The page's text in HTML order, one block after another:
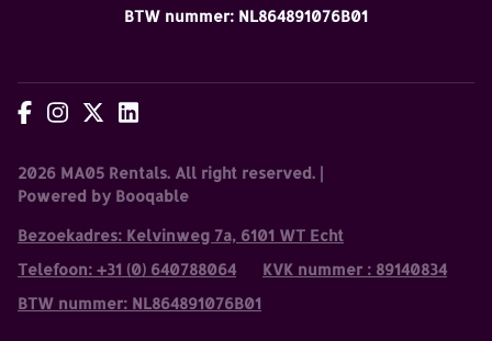
BTW nummer: NL864891076B01
2026 MA05 Rentals. All right reserved. |
Powered by Booqable
Bezoekadres: Kelvinweg 7a, 6101 WT Echt
Telefoon: +31 (0) 640788064
KVK nummer : 89140834
BTW nummer: NL864891076B01